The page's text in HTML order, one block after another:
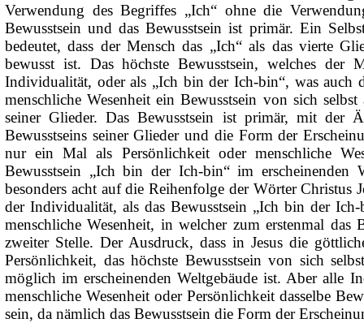
Verwendung des Begriffes „Ich“ ohne die
Bewusstsein und das Bewusstsein ist primär. Ein
bedeutet, dass der Mensch das „Ich“ als das vierte
bewusst ist. Das höchste Bewusstsein, welches
Individualität, oder als „Ich bin der Ich-bin“, was auch
menschliche Wesenheit ein Bewusstsein von sich
seiner Glieder. Das Bewusstsein ist primär, mit der
Bewusstseins seiner Glieder und die Form der
nur ein Mal als Persönlichkeit oder menschliche
Bewusstsein „Ich bin der Ich-bin“ im erscheinenden
besonders acht auf die Reihenfolge der Wörter Christus
der Individualität, als das Bewusstsein „Ich bin der
menschliche Wesenheit, in welcher zum erstenmal
zweiter Stelle. Der Ausdruck, dass in Jesus die
Persönlichkeit, das höchste Bewusstsein von sich
möglich im erscheinenden Weltgebäude ist. Aber alle
menschliche Wesenheit oder Persönlichkeit dasselbe
sein, da nämlich das Bewusstsein die Form der